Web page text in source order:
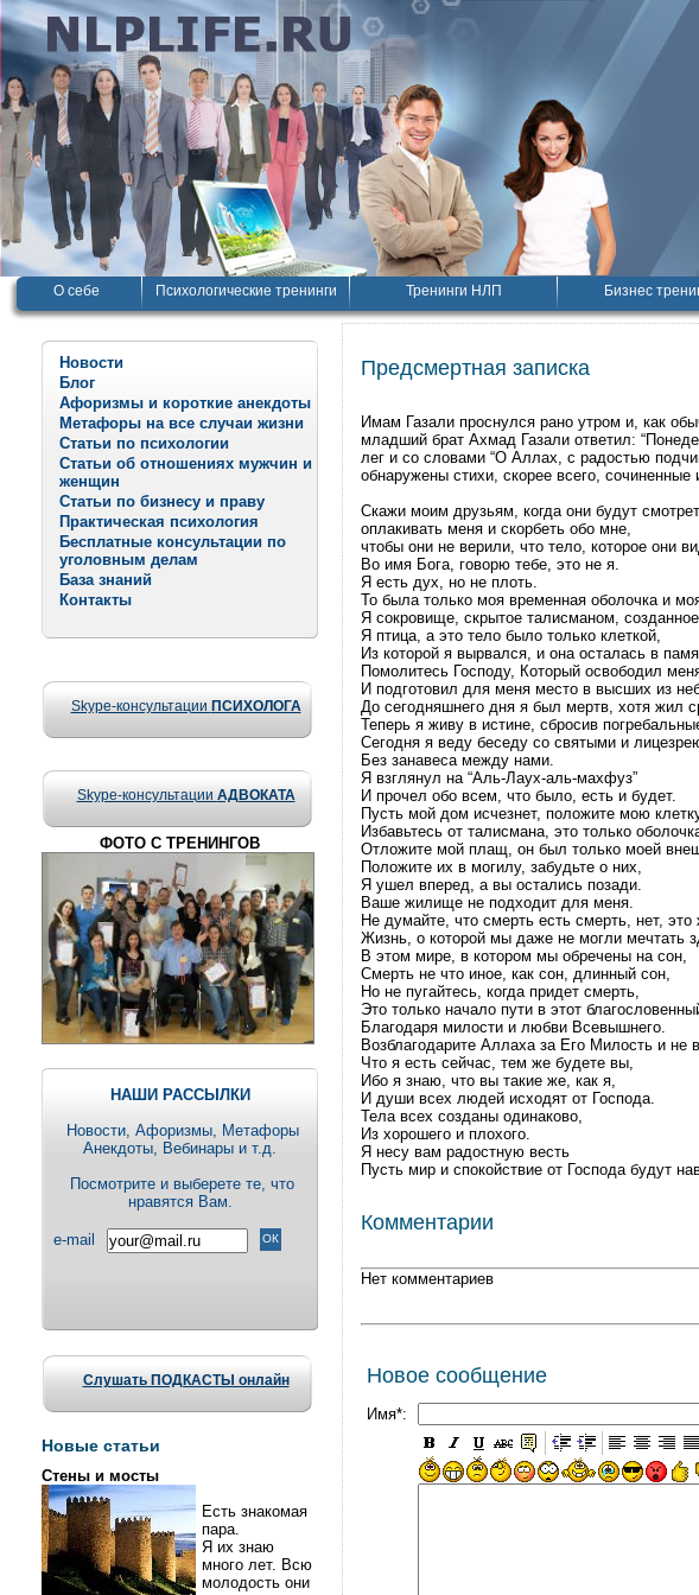
О себе Психологические тренинги Тренинги НЛП Бизнес
Новости
Блог
Афоризмы и короткие анекдоты
Метафоры на все случаи жизни
Статьи по психологии
Статьи об отношениях мужчин и
женщин
Статьи по бизнесу и праву
Практическая психология
Бесплатные консультации по
уголовным делам
База знаний
Контакты
Skype-консультации ПСИХОЛОГА
Skype-консультации АДВОКАТА
ФОТО С ТРЕНИНГОВ
НАШИ РАССЫЛКИ
Новости, Aфоризмы, Метафоры
Анекдоты, Вебинары и т.д.
Посмотрите и выберете те, что
нравятся Вам.
e-mail
Слушать ПОДКАСТЫ онлайн
Новые статьи
Стены и мосты
Есть знакомая
пара.
Я их знаю
много лет. Всю
молодость они
Предсмертная записка
Имам Газали проснулся рано утром и, как
младший брат Ахмад Газали ответил:
лег и со словами “О Аллах, с радостью
обнаружены стихи, скорее всего, сочиненные
Скажи моим друзьям, когда они будут
оплакивать меня и скорбеть обо мне,
чтобы они не верили, что тело, которое они
Во имя Бога, говорю тебе, это не я.
Я есть дух, но не плоть.
То была только моя временная оболочка и
Я сокровище, скрытое талисманом,
Я птица, а это тело было только клеткой,
Из которой я вырвался, и она осталась в
Помолитесь Господу, Который освободил
И подготовил для меня место в высших из
До сегодняшнего дня я был мертв, хотя жил
Теперь я живу в истине, сбросив
Сегодня я веду беседу со святыми и
Без занавеса между нами.
Я взглянул на “Аль-Лаух-аль-махфуз”
И прочел обо всем, что было, есть и будет.
Пусть мой дом исчезнет, положите мою
Избавьтесь от талисмана, это только
Отложите мой плащ, он был только моей
Положите их в могилу, забудьте о них,
Я ушел вперед, а вы остались позади.
Ваше жилище не подходит для меня.
Не думайте, что смерть есть смерть, нет, это
Жизнь, о которой мы даже не могли мечтать
В этом мире, в котором мы обречены на сон,
Смерть не что иное, как сон, длинный сон,
Но не пугайтесь, когда придет смерть,
Это только начало пути в этот
Благодаря милости и любви Всевышнего.
Возблагодарите Аллаха за Его Милость и не
Что я есть сейчас, тем же будете вы,
Ибо я знаю, что вы такие же, как я,
И души всех людей исходят от Господа.
Тела всех созданы одинаково,
Из хорошего и плохого.
Я несу вам радостную весть
Пусть мир и спокойствие от Господа будут
Комментарии
Нет комментариев
Новое сообщение
Имя*: